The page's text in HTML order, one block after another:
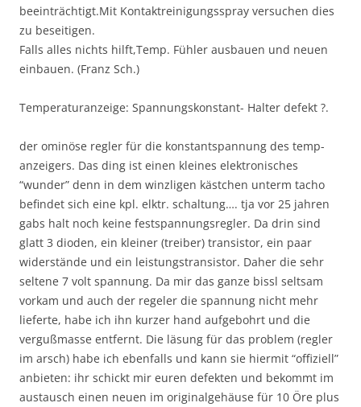
beeinträchtigt.Mit Kontaktreinigungsspray versuchen dies
zu beseitigen.
Falls alles nichts hilft,Temp. Fühler ausbauen und neuen
einbauen. (Franz Sch.)
Temperaturanzeige: Spannungskonstant- Halter defekt ?.
der ominöse regler für die konstantspannung des temp-
anzeigers. Das ding ist einen kleines elektronisches
“wunder” denn in dem winzligen kästchen unterm tacho
befindet sich eine kpl. elktr. schaltung…. tja vor 25 jahren
gabs halt noch keine festspannungsregler. Da drin sind
glatt 3 dioden, ein kleiner (treiber) transistor, ein paar
widerstände und ein leistungstransistor. Daher die sehr
seltene 7 volt spannung. Da mir das ganze bissl seltsam
vorkam und auch der regeler die spannung nicht mehr
lieferte, habe ich ihn kurzer hand aufgebohrt und die
vergußmasse entfernt. Die läsung für das problem (regler
im arsch) habe ich ebenfalls und kann sie hiermit “offiziell”
anbieten: ihr schickt mir euren defekten und bekommt im
austausch einen neuen im originalgehäuse für 10 Öre plus